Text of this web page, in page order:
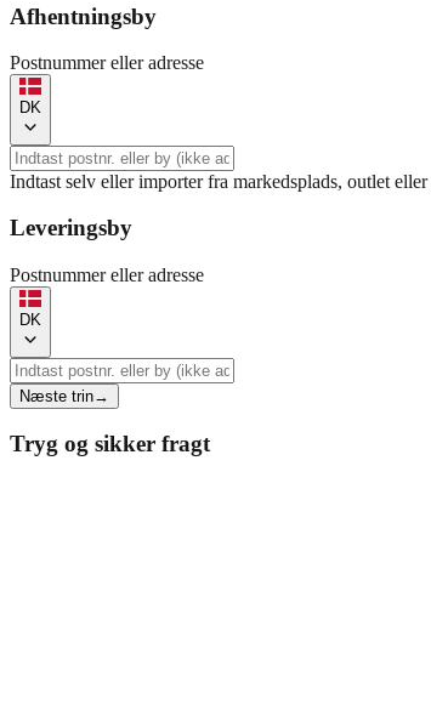
Afhentningsby
Postnummer eller adresse
DK
Indtast selv eller importer fra markedsplads, outlet
Leveringsby
Postnummer eller adresse
DK
Næste trin→
Tryg og sikker fragt